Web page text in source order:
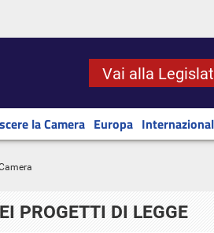
Vai alla
la Camera Europa
PROGETTI DI LEGGE